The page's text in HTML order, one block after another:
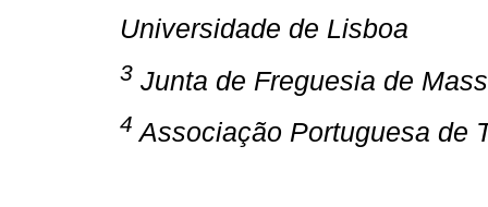
Universidade de Lisboa
3 Junta de Freguesia de
4 Associação Portuguesa de